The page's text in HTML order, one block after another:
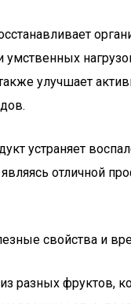
умственных
улучшает
устраняет
отличной
свойства и
разных фруктов,